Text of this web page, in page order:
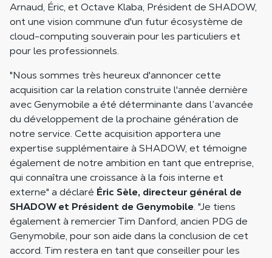
Arnaud, Éric, et Octave Klaba, Président de SHADOW,
ont une vision commune d'un futur écosystème de
cloud-computing souverain pour les particuliers et
pour les professionnels.
"Nous sommes très heureux d'annoncer cette
acquisition car la relation construite l'année dernière
avec Genymobile a été déterminante dans l’avancée
du développement de la prochaine génération de
notre service. Cette acquisition apportera une
expertise supplémentaire à SHADOW, et témoigne
également de notre ambition en tant que entreprise,
qui connaîtra une croissance à la fois interne et
externe" a déclaré Éric Sèle, directeur général de
SHADOW et Président de Genymobile. "Je tiens
également à remercier Tim Danford, ancien PDG de
Genymobile, pour son aide dans la conclusion de cet
accord. Tim restera en tant que conseiller pour les